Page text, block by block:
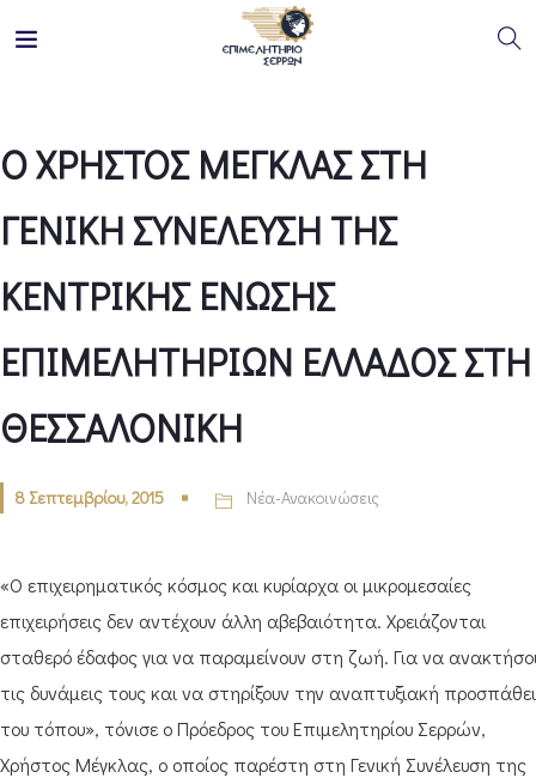
Ο ΧΡΗΣΤΟΣ ΜΕΓΚΛΑΣ ΣΤΗ
ΓΕΝΙΚΗ ΣΥΝΕΛΕΥΣΗ ΤΗΣ
ΚΕΝΤΡΙΚΗΣ ΕΝΩΣΗΣ
ΕΠΙΜΕΛΗΤΗΡΙΩΝ ΕΛΛΑΔΟΣ ΣΤΗ
ΘΕΣΣΑΛΟΝΙΚΗ
8 Σεπτεμβρίου, 2015 Νέα-Ανακοινώσεις
«Ο επιχειρηματικός κόσμος και κυρίαρχα οι μικρομεσαίες
επιχειρήσεις δεν αντέχουν άλλη αβεβαιότητα. Χρειάζονται
σταθερό έδαφος για να παραμείνουν στη ζωή. Για να
τις δυνάμεις τους και να στηρίξουν την αναπτυξιακή
του τόπου», τόνισε ο Πρόεδρος του Επιμελητηρίου Σερρών,
Χρήστος Μέγκλας, ο οποίος παρέστη στη Γενική Συνέλευση της